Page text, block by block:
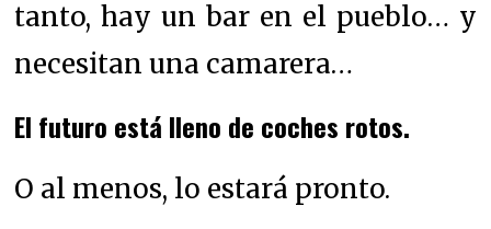
tanto, hay un bar en el pueblo… y
necesitan una camarera…
El futuro está lleno de coches rotos.
O al menos, lo estará pronto.